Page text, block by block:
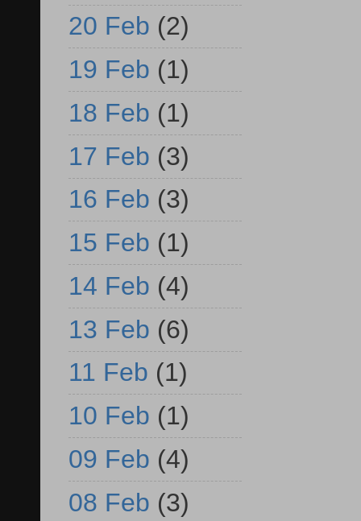
20 Feb (2)
19 Feb (1)
18 Feb (1)
17 Feb (3)
16 Feb (3)
15 Feb (1)
14 Feb (4)
13 Feb (6)
11 Feb (1)
10 Feb (1)
09 Feb (4)
08 Feb (3)